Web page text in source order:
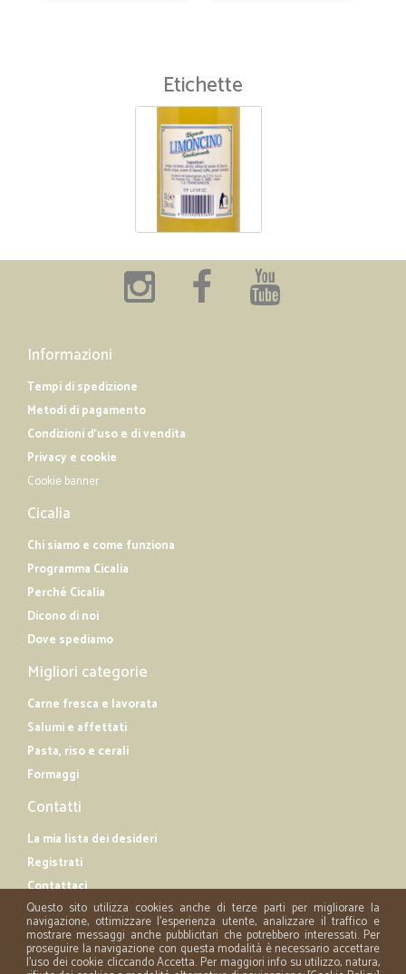
Etichette
Informazioni
Tempi di spedizione
Metodi di pagamento
Condizioni d'uso e di vendita
Privacy e cookie
Cookie banner
Cicalia
Chi siamo e come funziona
Programma Cicalia
Perché Cicalia
Dicono di noi
Dove spediamo
Migliori categorie
Carne fresca e lavorata
Salumi e affettati
Pasta, riso e cerali
Formaggi
Contatti
La mia lista dei desideri
Registrati
Contattaci
Questo sito utilizza cookies anche di terze parti per migliorare la
navigazione, ottimizzare l'esperienza utente, analizzare il traffico e
mostrare messaggi anche pubblicitari che potrebbero interessati. Per
proseguire la navigazione con questa modalità è necessario accettare
l'uso dei cookie cliccando Accetta. Per maggiori info su utilizzo, natura,